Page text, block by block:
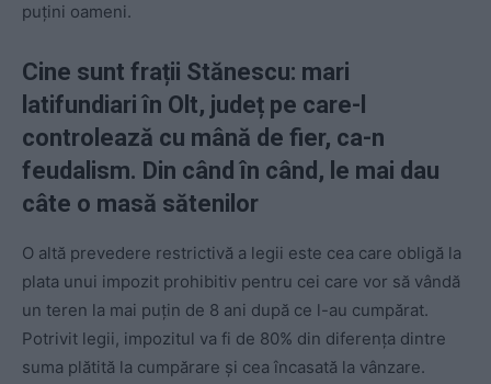
puțini oameni.
Cine sunt frații Stănescu: mari
latifundiari în Olt, județ pe care-l
controlează cu mână de fier, ca-n
feudalism. Din când în când, le mai dau
câte o masă sătenilor
O altă prevedere restrictivă a legii este cea care obligă la
plata unui impozit prohibitiv pentru cei care vor să vândă
un teren la mai puțin de 8 ani după ce l-au cumpărat.
Potrivit legii, impozitul va fi de 80% din diferența dintre
suma plătită la cumpărare și cea încasată la vânzare.